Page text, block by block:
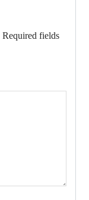
Required fields